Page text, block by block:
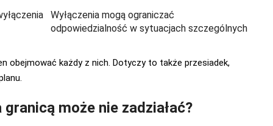
Wyłączenia mogą ograniczać
odpowiedzialność w sytuacjach szczególnych
obejmować każdy z nich. Dotyczy to także przesiadek,
może nie zadziałać?